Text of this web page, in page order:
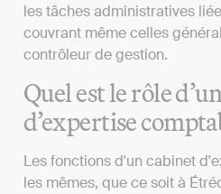
les tâches administratives
couvrant même celles
contrôleur de gestion.
Quel est le rôle
d’expertise
Les fonctions d'un cabinet
les mêmes, que ce soit à